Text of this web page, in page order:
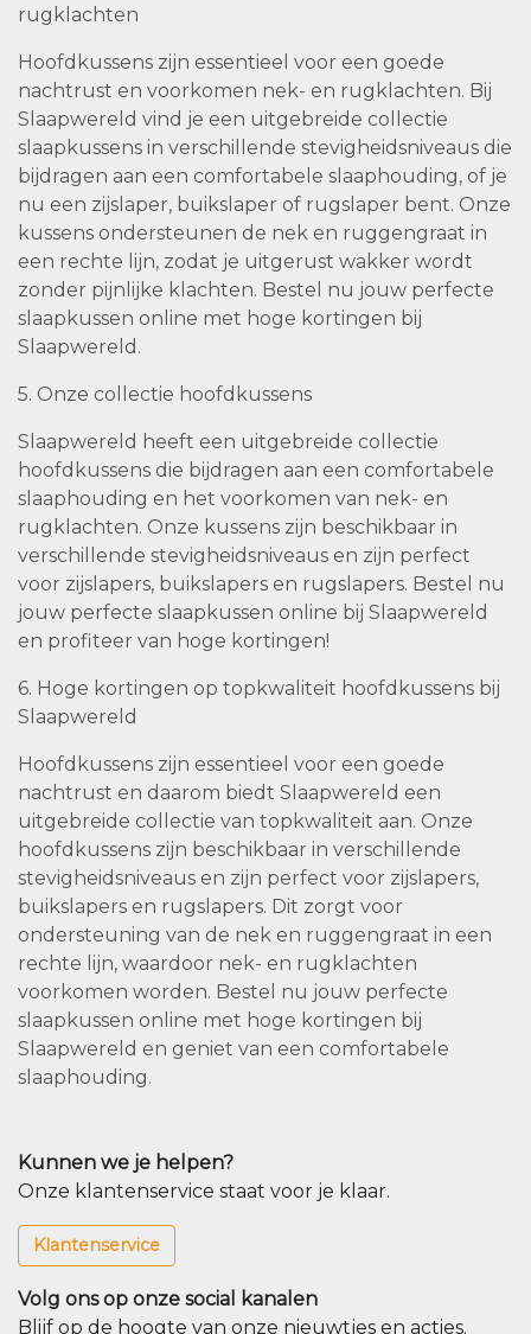
rugklachten
Hoofdkussens zijn essentieel voor een goede
nachtrust en voorkomen nek- en rugklachten. Bij
Slaapwereld vind je een uitgebreide collectie
slaapkussens in verschillende stevigheidsniveaus die
bijdragen aan een comfortabele slaaphouding, of je
nu een zijslaper, buikslaper of rugslaper bent. Onze
kussens ondersteunen de nek en ruggengraat in
een rechte lijn, zodat je uitgerust wakker wordt
zonder pijnlijke klachten. Bestel nu jouw perfecte
slaapkussen online met hoge kortingen bij
Slaapwereld.
5. Onze collectie hoofdkussens
Slaapwereld heeft een uitgebreide collectie
hoofdkussens die bijdragen aan een comfortabele
slaaphouding en het voorkomen van nek- en
rugklachten. Onze kussens zijn beschikbaar in
verschillende stevigheidsniveaus en zijn perfect
voor zijslapers, buikslapers en rugslapers. Bestel nu
jouw perfecte slaapkussen online bij Slaapwereld
en profiteer van hoge kortingen!
6. Hoge kortingen op topkwaliteit hoofdkussens bij
Slaapwereld
Hoofdkussens zijn essentieel voor een goede
nachtrust en daarom biedt Slaapwereld een
uitgebreide collectie van topkwaliteit aan. Onze
hoofdkussens zijn beschikbaar in verschillende
stevigheidsniveaus en zijn perfect voor zijslapers,
buikslapers en rugslapers. Dit zorgt voor
ondersteuning van de nek en ruggengraat in een
rechte lijn, waardoor nek- en rugklachten
voorkomen worden. Bestel nu jouw perfecte
slaapkussen online met hoge kortingen bij
Slaapwereld en geniet van een comfortabele
slaaphouding.
Kunnen we je helpen?
Onze klantenservice staat voor je klaar.
Klantenservice
Volg ons op onze social kanalen
Blijf op de hoogte van onze nieuwtjes en acties.